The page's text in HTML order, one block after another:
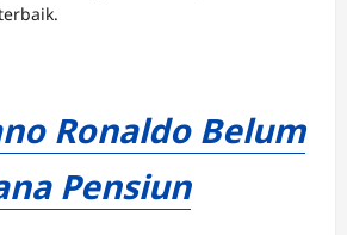
Ronaldo Belum
Pensiun